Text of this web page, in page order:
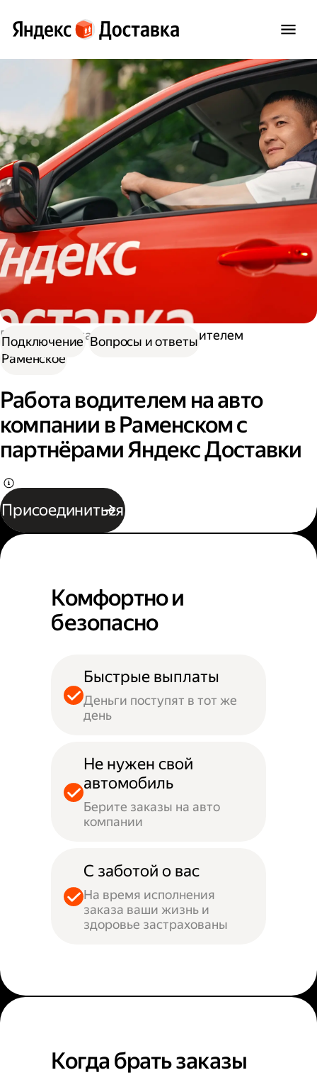
Работа в Доставке
Работа водителем
Раменское
Работа водителем на авто
компании в Раменском с
партнёрами Яндекс Доставки
Присоединиться
Подключение Вопросы и ответы
Комфортно и
безопасно
Быстрые выплаты
Деньги поступят в тот же
день
Не нужен свой
автомобиль
Берите заказы на авто
компании
С заботой о вас
На время исполнения
заказа ваши жизнь и
здоровье застрахованы
Когда брать заказы